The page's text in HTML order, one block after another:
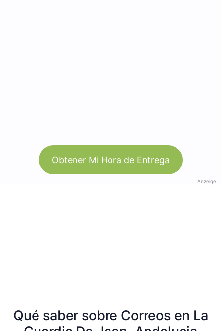
Obtener Mi Hora de Entrega
Anzeige
Qué saber sobre Correos en La